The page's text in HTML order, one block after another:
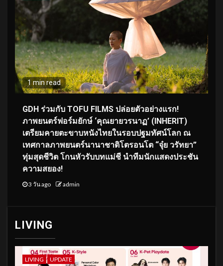
1 min read
GDH ร่วมกับ TOFU FILMS ปล่อยตัวอย่างแรก!
ภาพยนตร์ฟอร์มยักษ์ ‘คุณยายวรนาฏ’ (INHERIT)
เตรียมคายตะขาบหนังไทยในรอบปฐมทัศน์โลก ณ
เทศกาลภาพยนตร์นานาชาติโตรอนโต “จุ๋ย วรัทยา”
ทุ่มสุดชีวิต โกนหัวรับบทแม่ชี นำทีมนักแสดงประชัน
ความสยอง!
3 วัน ago admin
LIVING
LIVING UPDATE